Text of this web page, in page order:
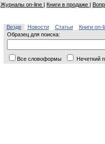
Журналы on-line | Книги в продаже |
Везде Новости Статьи
Книги on-
Образец для поиска:
Все словоформы Нечеткий